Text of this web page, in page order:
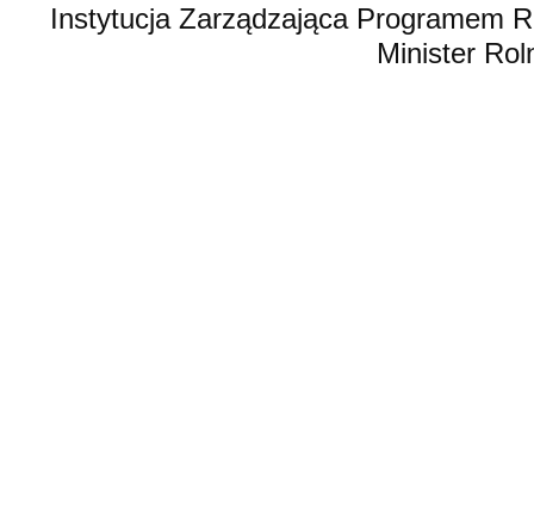
Instytucja Zarządzająca Programem
Minister